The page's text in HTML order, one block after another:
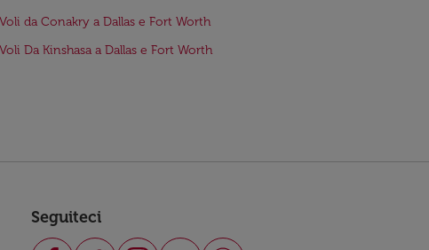
Voli da Conakry a Dallas e Fort Worth
Voli Da Kinshasa a Dallas e Fort Worth
Seguiteci